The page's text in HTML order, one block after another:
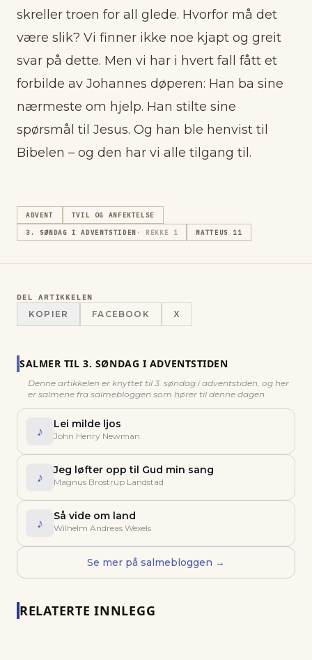
skreller troen for all glede. Hvorfor må det
være slik? Vi finner ikke noe kjapt og greit
svar på dette. Men vi har i hvert fall fått et
forbilde av Johannes døperen: Han ba sine
nærmeste om hjelp. Han stilte sine
spørsmål til Jesus. Og han ble henvist til
Bibelen – og den har vi alle tilgang til.
ADVENT TVIL OG ANFEKTELSE
3. SØNDAG I ADVENTSTIDEN · REKKE 1 MATTEUS 11
DEL ARTIKKELEN
KOPIER FACEBOOK X
SALMER TIL3. SØNDAG I ADVENTSTIDEN
Denne artikkelen er knyttet til 3. søndag i adventstiden , og her
er salmene fra salmebloggen som hører til denne dagen.
♪ Lei milde ljos
John Henry Newman
♪ Jeg løfter opp til Gud min sang
Magnus Brostrup Landstad
♪ Så vide om land
Wilhelm Andreas Wexels
Se mer på salmebloggen →
RELATERTE INNLEGG